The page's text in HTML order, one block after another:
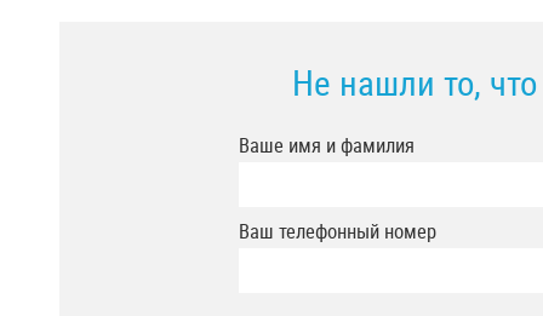
Не нашли то,
Ваше имя и фамилия
Ваш телефонный номер